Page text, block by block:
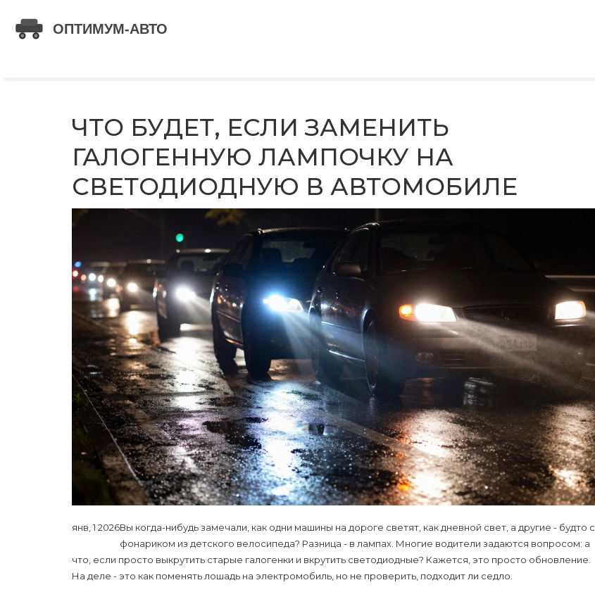
ЧТО БУДЕТ, ЕСЛИ ЗАМЕНИТЬ
ГАЛОГЕННУЮ ЛАМПОЧКУ НА
СВЕТОДИОДНУЮ В АВТОМОБИЛЕ
янв, 1 2026Вы когда-нибудь замечали, как одни машины на дороге светят, как дневной свет, а другие - будто с
фонариком из детского велосипеда? Разница - в лампах. Многие водители задаются вопросом: а
что, если просто выкрутить старые галогенки и вкрутить светодиодные? Кажется, это просто обновление.
На деле - это как поменять лошадь на электромобиль, но не проверить, подходит ли седло.